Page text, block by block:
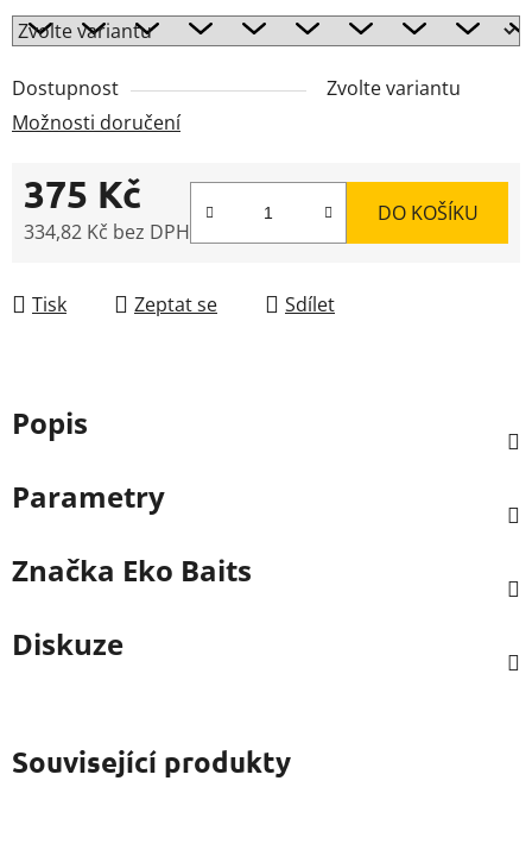
Dostupnost
Zvolte variantu
Možnosti doručení
375 Kč
334,82 Kč bez DPH
DO KOŠÍKU
Tisk Zeptat se Sdílet
Popis
Parametry
Značka Eko Baits
Diskuze
Související produkty